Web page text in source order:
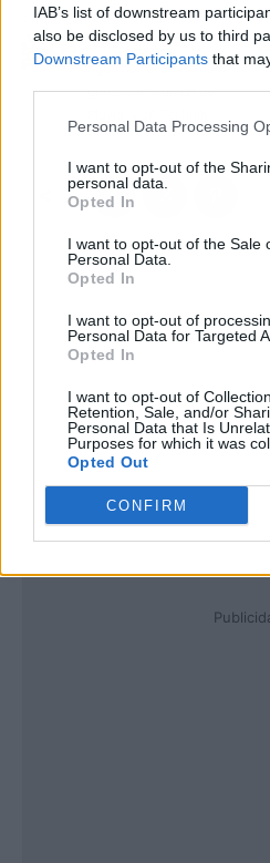
IAB’s list of downstream
also be disclosed by us to third
Downstream Participants that
Personal Data Processing
I want to opt-out of the
personal data.
Opted In
I want to opt-out of the Sale
Personal Data.
Opted In
I want to opt-out of
Personal Data for Targeted
Opted In
I want to opt-out of
Retention, Sale, and/or
Personal Data that Is
Purposes for which it was
Opted Out
CONFIRM
Artículo anterior
Enfrentar la escasez de
agua con el 3P Rainbow,
gracias a la unión de